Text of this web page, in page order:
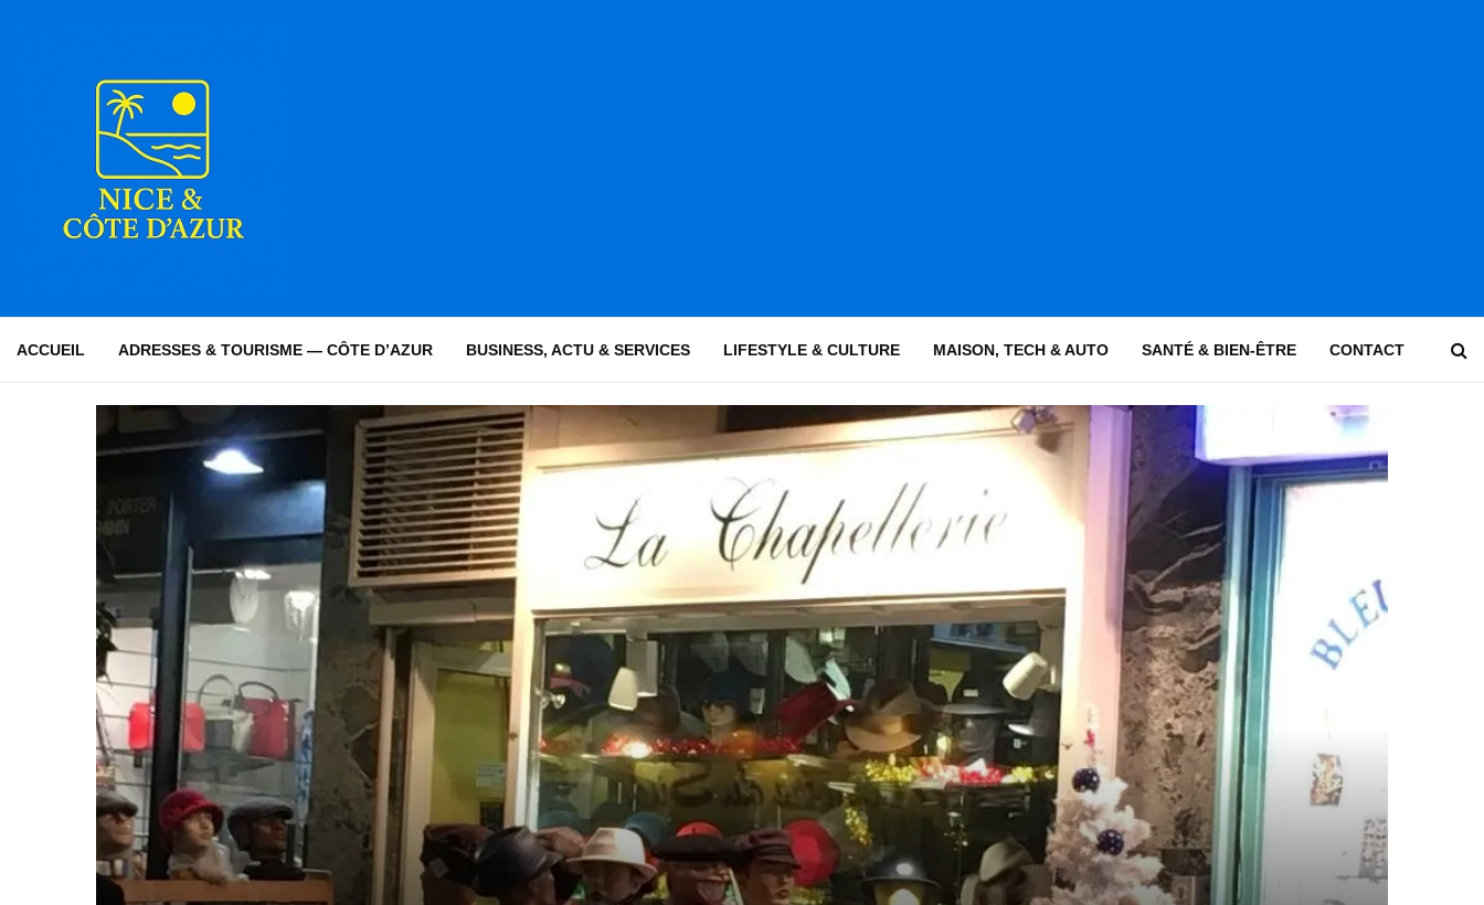
ACCUEIL ADRESSES & TOURISME — CÔTE D’AZUR BUSINESS, ACTU & SERVICES LIFESTYLE & CULTURE MAISON, TECH & AUTO SANTÉ & BIEN-ÊTRE CONTACT